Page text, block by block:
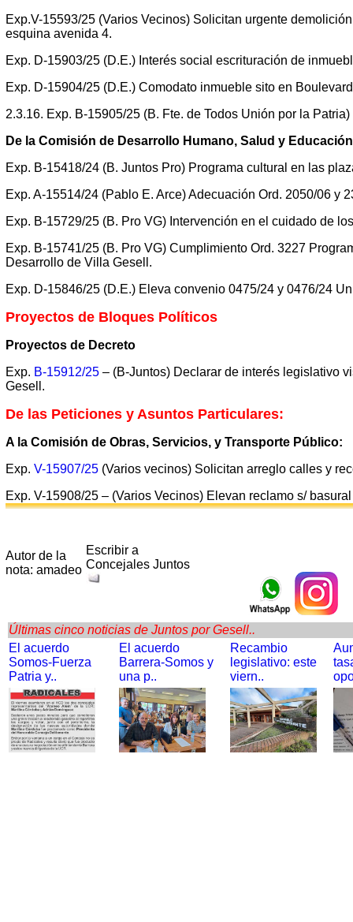
Exp.V-15593/25 (Varios Vecinos) Solicitan urgente
esquina avenida 4.
Exp. D-15903/25 (D.E.) Interés social escrituración de
Exp. D-15904/25 (D.E.) Comodato inmueble sito en
2.3.16. Exp. B-15905/25 (B. Fte. de Todos Unión por la
De la Comisión de Desarrollo Humano, Salud y Educación
Exp. B-15418/24 (B. Juntos Pro) Programa cultural en las
Exp. A-15514/24 (Pablo E. Arce) Adecuación Ord. 2050/06 y
Exp. B-15729/25 (B. Pro VG) Intervención en el cuidado de
Exp. B-15741/25 (B. Pro VG) Cumplimiento Ord. 3227
Desarrollo de Villa Gesell.
Exp. D-15846/25 (D.E.) Eleva convenio 0475/24 y 0476/24
Proyectos de Bloques Políticos
Proyectos de Decreto
Exp. B-15912/25 – (B-Juntos) Declarar de interés legislativo
Gesell.
De las Peticiones y Asuntos Particulares:
A la Comisión de Obras, Servicios, y Transporte Público:
Exp. V-15907/25 (Varios vecinos) Solicitan arreglo calles y
Exp. V-15908/25 – (Varios Vecinos) Elevan reclamo s/
Autor de la
nota: amadeo
Escribir a
Concejales Juntos
Últimas cinco noticias de Juntos por Gesell..
El acuerdo
Somos-Fuerza
Patria y..
El acuerdo
Barrera-Somos y
una p..
Recambio
legislativo: este
viern..